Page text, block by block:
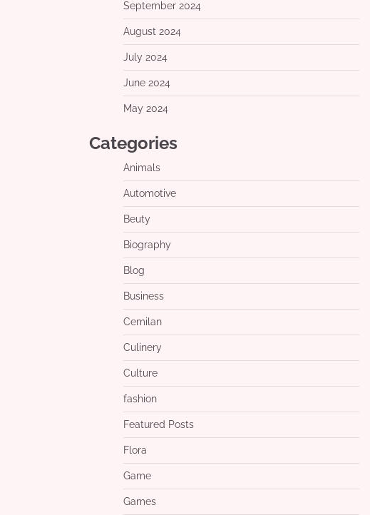
September 2024
August 2024
July 2024
June 2024
May 2024
Categories
Animals
Automotive
Beuty
Biography
Blog
Business
Cemilan
Culinery
Culture
fashion
Featured Posts
Flora
Game
Games